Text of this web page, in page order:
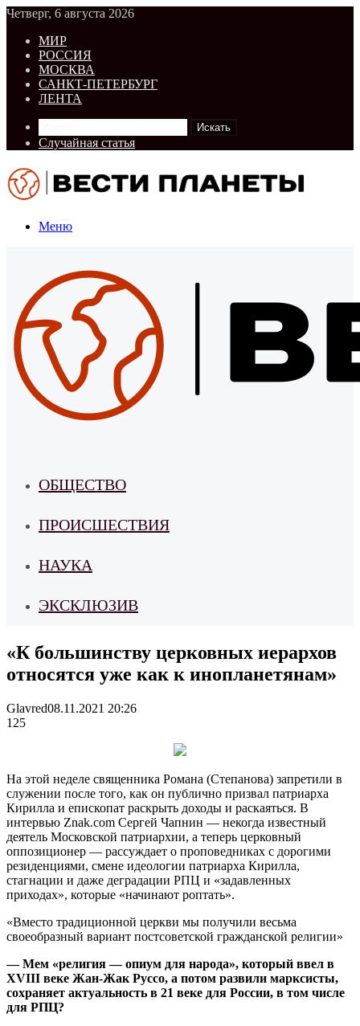
Четверг, 6 августа 2026
МИР
РОССИЯ
МОСКВА
САНКТ-ПЕТЕРБУРГ
ЛЕНТА
Искать
Случайная статья
Меню
ОБЩЕСТВО
ПРОИСШЕСТВИЯ
НАУКА
ЭКСКЛЮЗИВ
«К большинству церковных иерархов
относятся уже как к инопланетянам»
Glavred08.11.2021 20:26
125
На этой неделе священника Романа (Степанова) запретили в
служении после того, как он публично призвал патриарха
Кирилла и епископат раскрыть доходы и раскаяться. В
интервью Znak.com Сергей Чапнин — некогда известный
деятель Московской патриархии, а теперь церковный
оппозиционер — рассуждает о проповедниках с дорогими
резиденциями, смене идеологии патриарха Кирилла,
стагнации и даже деградации РПЦ и «задавленных
приходах», которые «начинают роптать».
«Вместо традиционной церкви мы получили весьма
своеобразный вариант постсоветской гражданской религии»
— Мем «религия — опиум для народа», который ввел в
XVIII веке Жан-Жак Руссо, а потом развили марксисты,
сохраняет актуальность в 21 веке для России, в том числе
для РПЦ?